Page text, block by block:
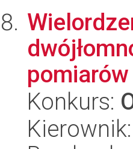
pomiarów
Konkurs: